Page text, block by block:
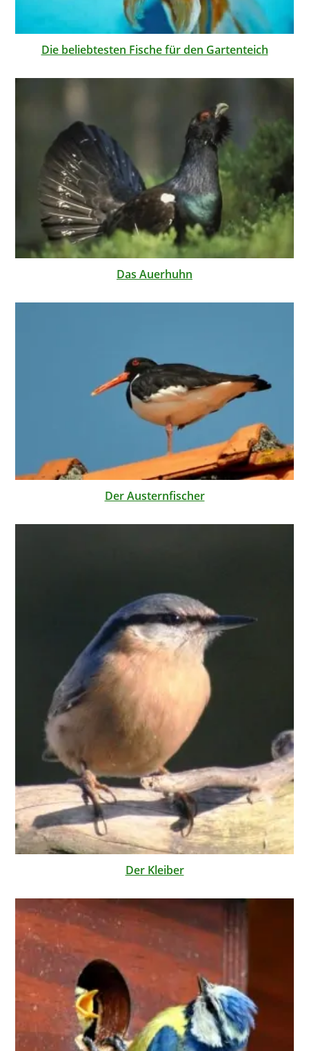
Die beliebtesten Fische für den Gartenteich
Das Auerhuhn
Der Austernfischer
Der Kleiber